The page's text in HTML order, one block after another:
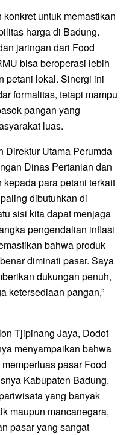
untuk memastikan
harga di Badung.
jaringan dari Food
bisa beroperasi lebih
petani lokal. Sinergi ini
formalitas, tetapi mampu
pangan yang
luas.
Direktur Utama Perumda
Dinas Pertanian dan
para petani terkait
dibutuhkan di
sisi kita dapat menjaga
pengendalian inflasi
bahwa produk
diminati pasar. Saya
dukungan penuh,
ketersediaan pangan,”
Tjipinang Jaya, Dodot
menyampaikan bahwa
pasar Food
Kabupaten Badung.
yang banyak
maupun mancanegara,
pasar yang sangat